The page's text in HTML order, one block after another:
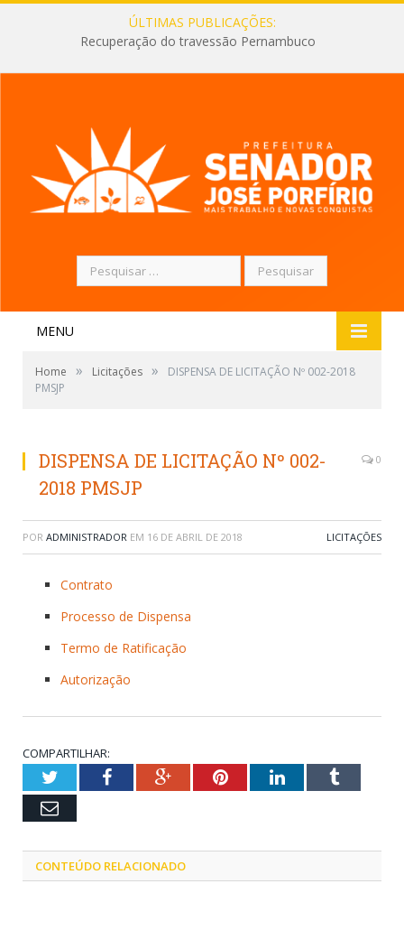
ÚLTIMAS PUBLICAÇÕES:
Recuperação do travessão Pernambuco
Pesquisar
por:
MENU
Home » Licitações »
DISPENSA DE LICITAÇÃO Nº 002-2018
PMSJP
DISPENSA DE LICITAÇÃO Nº 002-
2018 PMSJP
0
POR ADMINISTRADOR EM 16 DE ABRIL DE 2018 LICITAÇÕES
Contrato
Processo de Dispensa
Termo de Ratificação
Autorização
COMPARTILHAR:
TwitterFacebookGoogle+PinterestLinkedInTumblr
Email
CONTEÚDO RELACIONADO